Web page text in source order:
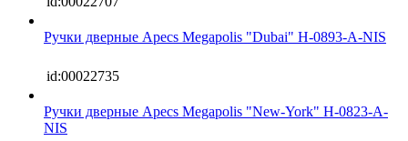
Ручки дверные Apecs Megapolis "Dubai" H-0893-A-NIS
id:00022735
Ручки дверные Apecs Megapolis "New-York" H-0823-A-
NIS